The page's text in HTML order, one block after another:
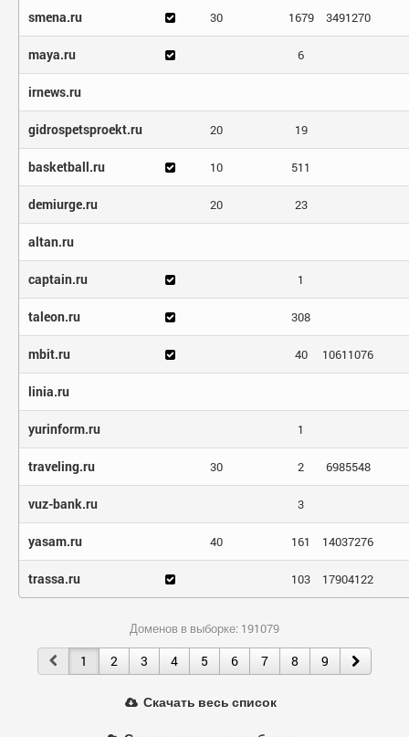
smena.ru 30 1679 3491270
maya.ru 6
irnews.ru
gidrospetsproekt.ru 20 19
basketball.ru 10 511
demiurge.ru 20 23
altan.ru
captain.ru 1
taleon.ru 308
mbit.ru 40 10611076
linia.ru
yurinform.ru 1
traveling.ru 30 2 6985548
vuz-bank.ru 3
yasam.ru 40 161 14037276
trassa.ru 103 17904122
Доменов в выборке: 191079
1 2 3 4 5 6 7 8 9
Скачать весь список